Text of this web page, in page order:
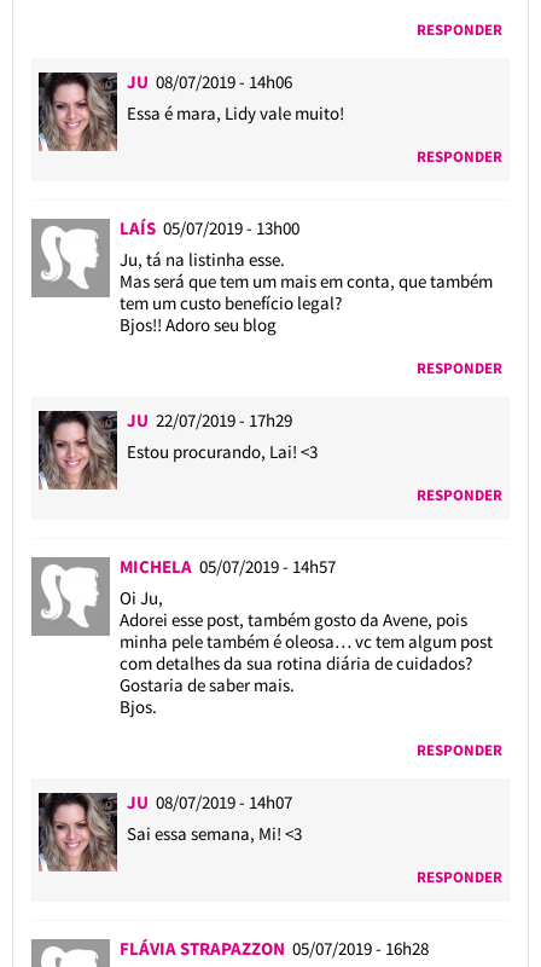
RESPONDER
JU 08/07/2019 - 14h06
Essa é mara, Lidy vale muito!
RESPONDER
LAÍS 05/07/2019 - 13h00
Ju, tá na listinha esse.
Mas será que tem um mais em conta, que também
tem um custo benefício legal?
Bjos!! Adoro seu blog
RESPONDER
JU 22/07/2019 - 17h29
Estou procurando, Lai! <3
RESPONDER
MICHELA 05/07/2019 - 14h57
Oi Ju,
Adorei esse post, também gosto da Avene, pois
minha pele também é oleosa… vc tem algum post
com detalhes da sua rotina diária de cuidados?
Gostaria de saber mais.
Bjos.
RESPONDER
JU 08/07/2019 - 14h07
Sai essa semana, Mi! <3
RESPONDER
FLÁVIA STRAPAZZON 05/07/2019 - 16h28